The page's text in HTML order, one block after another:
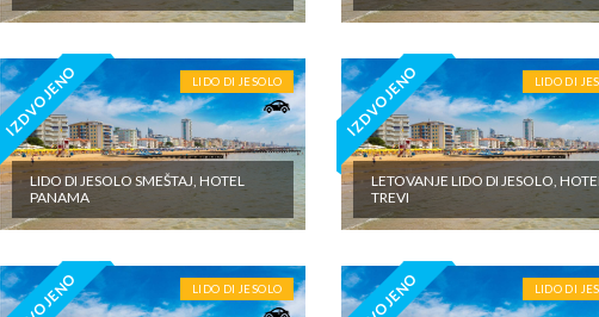
IZDVOJENO LIDO DI JESOLO
LIDO DI JESOLO SMEŠTAJ, HOTEL
PANAMA
IZDVOJENO LIDO DI
LETOVANJE LIDO DI JESOLO,
TREVI
LIDO DI JESOLO LIDO DI